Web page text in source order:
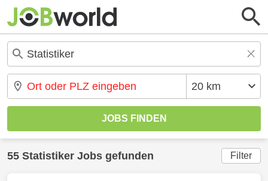
55 Statistiker Jobs gefunden Filter